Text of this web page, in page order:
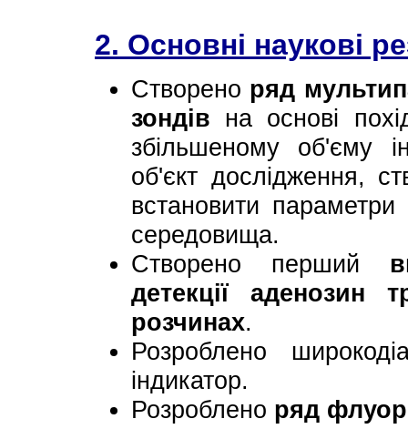
2. Основні наукові
Створено ряд
зондів на основі
збільшеному об'єму
об'єкт дослідження,
встановити параметри
середовища.
Створено перший
детекції
розчинах.
Розроблено
індикатор.
Розроблено ряд